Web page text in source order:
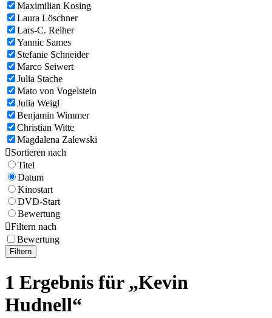
Maximilian Kosing
Laura Löschner
Lars-C. Reiher
Yannic Sames
Stefanie Schneider
Marco Seiwert
Julia Stache
Mato von Vogelstein
Julia Weigl
Benjamin Wimmer
Christian Witte
Magdalena Zalewski
Sortieren nach
Titel
Datum
Kinostart
DVD-Start
Bewertung
Filtern nach
Bewertung
Filtern
1 Ergebnis für „Kevin
Hudnell“